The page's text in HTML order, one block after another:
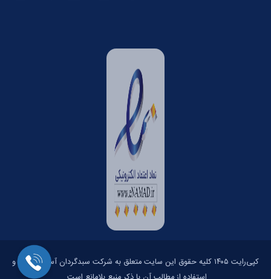
کپی‌رایت ۱۴۰۵ کلیه حقوق این سایت متعلق به شرکت سبدگردان آسمان است و